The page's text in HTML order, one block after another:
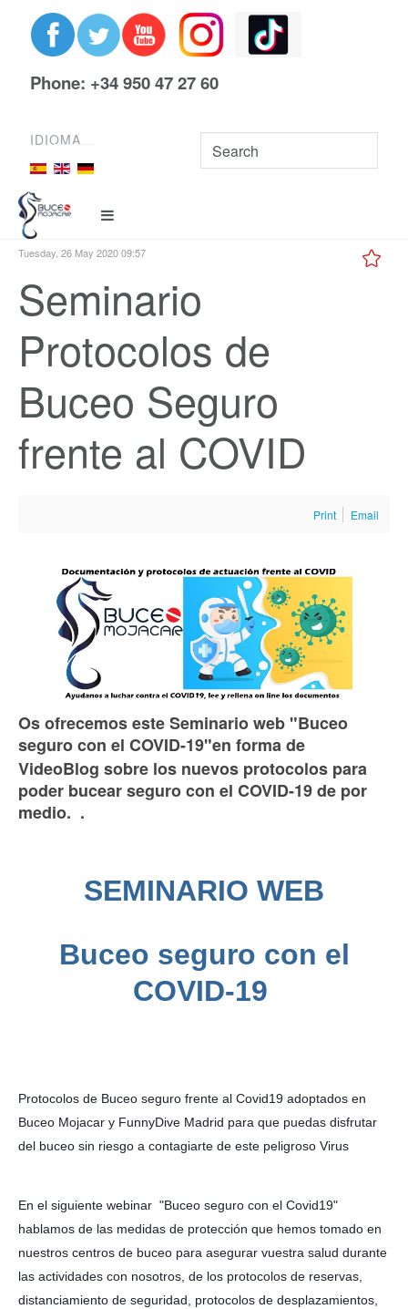
Phone: +34 950 47 27 60
IDIOMA
Tuesday, 26 May 2020 09:57
Seminario
Protocolos de
Buceo Seguro
frente al COVID
Print Email
Os ofrecemos este Seminario web "Buceo
seguro con el COVID-19"en forma de
VideoBlog sobre los nuevos protocolos para
poder bucear seguro con el COVID-19 de por
medio. .
SEMINARIO WEB
Buceo seguro con el
COVID-19
Protocolos de Buceo seguro frente al Covid19 adoptados en
Buceo Mojacar y FunnyDive Madrid para que puedas disfrutar
del buceo sin riesgo a contagiarte de este peligroso Virus
En el siguiente webinar "Buceo seguro con el Covid19"
hablamos de las medidas de protección que hemos tomado en
nuestros centros de buceo para asegurar vuestra salud durante
las actividades con nosotros, de los protocolos de reservas,
distanciamiento de seguridad, protocolos de desplazamientos,